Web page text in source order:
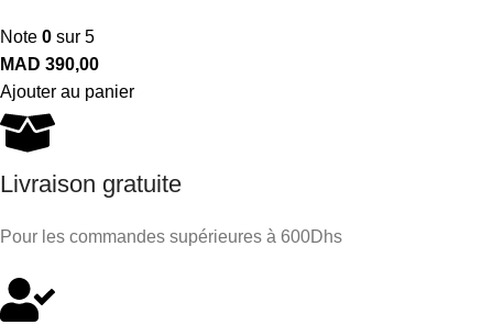
Note 0 sur 5
MAD 390,00
Ajouter au panier
Livraison gratuite
Pour les commandes supérieures à 600Dhs